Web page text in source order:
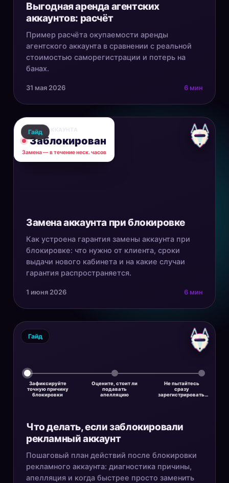
Выгодная аренда агентских
аккаунтов: расчёт
Пример расчёта окупаемости аренды
агентского аккаунта в сравнении с реальной
стоимостью саморегистрации и потерь на
банах.
31 мая 2026 6 мин
СТАТУС АККАУНТА
Заблокирован
Замена — в течение неск. часов
Гайд
Замена аккаунта при блокировке
Как устроена гарантия замены аккаунта при
блокировке: что нужно от клиента, сроки
выдачи нового кабинета и на какие случаи
гарантия распространяется.
1 июня 2026 6 мин
Зафиксируйте
точную причину
блокировки
Оцените, стоит ли
подавать
апелляцию
Не пытайтесь
сразу
зарегистрировать…
Гайд
Что делать, если заблокировали
рекламный аккаунт
Пошаговый план действий после блокировки
рекламного аккаунта: диагностика причины,
апелляция и когда быстрее просто заменить